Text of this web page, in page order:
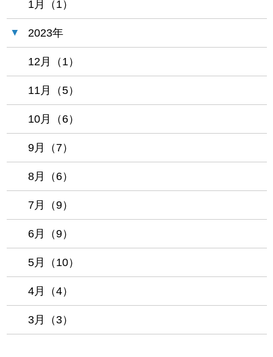
1月（1）
2023年
12月（1）
11月（5）
10月（6）
9月（7）
8月（6）
7月（9）
6月（9）
5月（10）
4月（4）
3月（3）